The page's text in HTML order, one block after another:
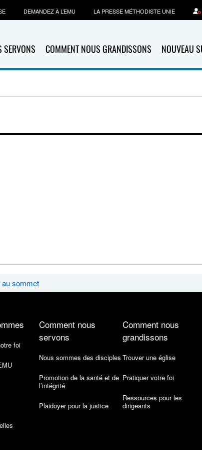
SERVONS COMMENT NOUS GRANDISSONS NOUVEAU
DEMANDEZ À L’EMU LA PRESSE MÉTHODISTE UNIE
sommet
foi
Comment nous
servons
Nous sommes des disciples
Promotion de la santé et de
l’intégrité
Plaidoyer pour la justice
Comment nous
grandissons
Trouver une église
Pratiquer votre foi
Ressources pour les
dirigeants